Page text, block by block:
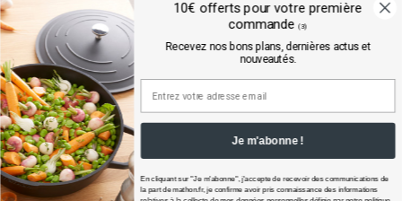
(4) Offre « Prix web » valable uniquement sur les produits comportant le
pictogramme "prix web". Les produits indiqués "prix web" sont des offres
exclusives au site mathon.fr. Offre non applicable en magasin ou en catalogue.
Mathon.fr est membre de la FEVAD (fédération du e-commerce et de la vente à
distance)
10€ offerts pour votre première
commande (3)
Recevez nos bons plans, dernières actus et
nouveautés.
Je m'abonne !
En cliquant sur "Je m'abonne", j'accepte de recevoir des communications de
la part demathon.fr, je confirme avoir pris connaissance des informations